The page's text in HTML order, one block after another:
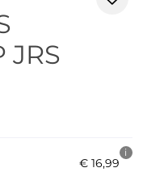
JRS
€ 16,99